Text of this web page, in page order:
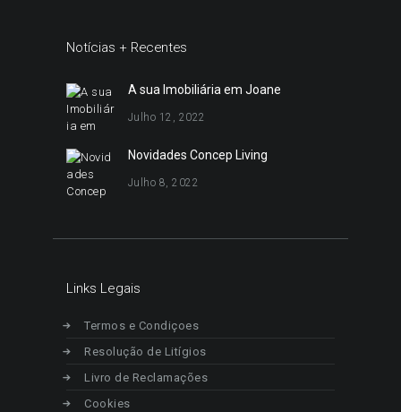
Notícias + Recentes
A sua Imobiliária em Joane
Julho 12, 2022
Novidades Concep Living
Julho 8, 2022
Links Legais
Termos e Condiçoes
Resolução de Litígios
Livro de Reclamações
Cookies